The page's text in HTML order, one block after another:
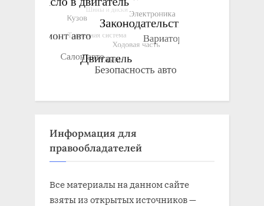
Информация для
правообладателей
Все материалы на данном сайте
взяты из открытых источников —